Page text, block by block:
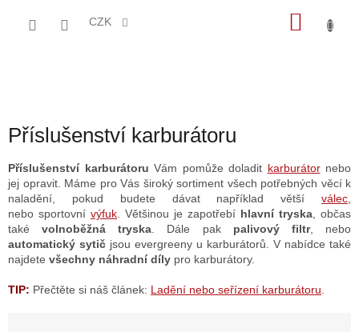
CZK
Příslušenství karburátoru
Příslušenství karburátoru Vám pomůže doladit karburátornebo
jej opravit. Máme pro Vás široký sortiment všech potřebných věcí k
naladění, pokud budete dávat například větší
válec
nebo sportovní výfuk . Většinou je zapotřebí hlavní tryska , občas
takévolnoběžná tryska . Dále pak palivový filtr, nebo
automatický sytič jsou evergreeny u karburátorů. V nabídce také
najdete všechny náhradní díly pro karburátory.
TIP: Přečtěte si náš článek: Ladění nebo seřízení karburátoru